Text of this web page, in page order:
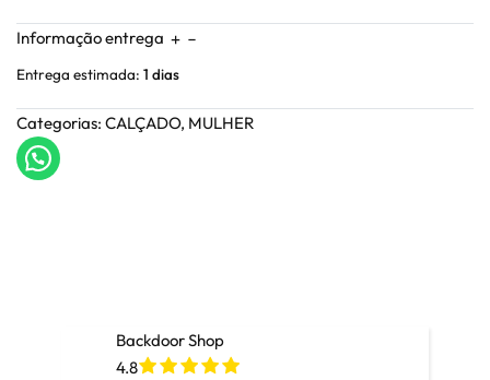
Informação entrega
Entrega estimada: 1 dias
Categorias: CALÇADO, MULHER
Backdoor Shop
4.8